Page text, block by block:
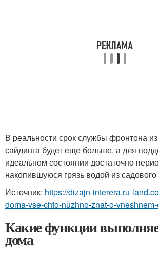
В реальности срок службы фронтона
сайдинга будет еще больше, а для
идеальном состоянии достаточно
накопившуюся грязь водой из
Источник: https://dizajn-interera.ru-
doma-vse-chto-nuzhno-znat-o-
Какие функции
дома